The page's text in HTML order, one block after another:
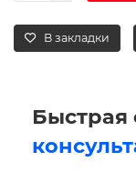
В закладки
Быстрая